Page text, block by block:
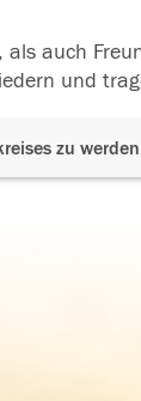
auch
und
zu